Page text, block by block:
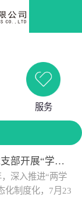
服务
华西金控第一党支部开展“学党史 知党情 做合格党员”主题教育工作会
深入推进“两学
化制度化，7月23